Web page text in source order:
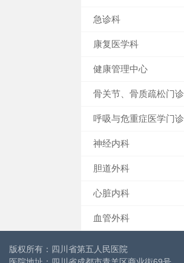
急诊科
康复医学科
健康管理中心
骨关节、骨质疏松门诊
呼吸与危重症医学门诊
神经内科
胆道外科
心脏内科
血管外科
版权所有：四川省第五人民医院